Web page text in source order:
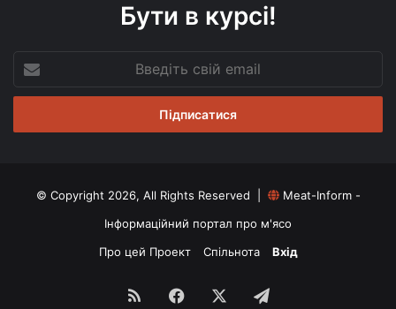
Бути в курсі!
свій
email
© Copyright 2026, All Rights Reserved |
Meat-Inform -
Інформаційний портал про м'ясо
Про цей Проект
Спільнота Вхід
RSS Facebook